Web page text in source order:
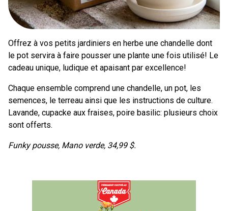
Offrez à vos petits jardiniers en herbe une chandelle dont
le pot servira à faire pousser une plante une fois utilisé! Le
cadeau unique, ludique et apaisant par excellence!
Chaque ensemble comprend une chandelle, un pot, les
semences, le terreau ainsi que les instructions de culture.
Lavande, cupacke aux fraises, poire basilic: plusieurs choix
sont offerts.
Funky pousse, Mano verde, 34,99 $.